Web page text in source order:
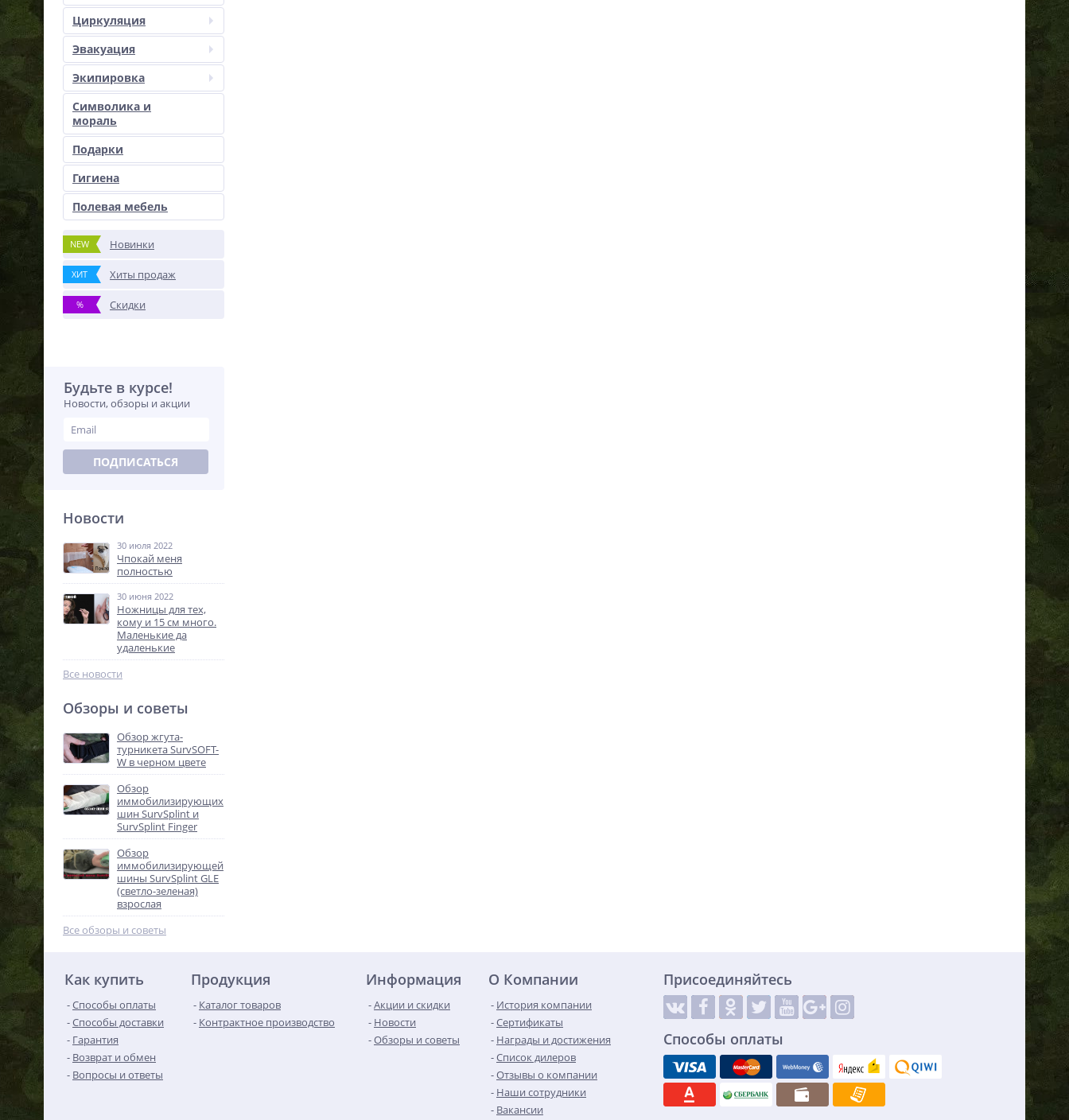
Циркуляция
Эвакуация
Экипировка
Символика и
мораль
Подарки
Гигиена
Полевая мебель
NEW Новинки
ХИТ Хиты продаж
% Скидки
Будьте в курсе!
Новости, обзоры и акции
ПОДПИСАТЬСЯ
Новости
30 июля 2022
Чпокай меня
полностью
30 июня 2022
Ножницы для тех,
кому и 15 см много.
Маленькие да
удаленькие
Все новости
Обзоры и советы
Обзор жгута-
турникета SurvSOFT-
W в черном цвете
Обзор
иммобилизирующих
шин SurvSplint и
SurvSplint Finger
Обзор
иммобилизирующей
шины SurvSplint GLE
(светло-зеленая)
взрослая
Все обзоры и советы
Как купить
Способы оплаты
Способы доставки
Гарантия
Возврат и обмен
Вопросы и ответы
Продукция
Каталог товаров
Контрактное производство
Информация
Акции и скидки
Новости
Обзоры и советы
О Компании
История компании
Сертификаты
Награды и достижения
Список дилеров
Отзывы о компании
Наши сотрудники
Вакансии
Присоединяйтесь
Способы оплаты